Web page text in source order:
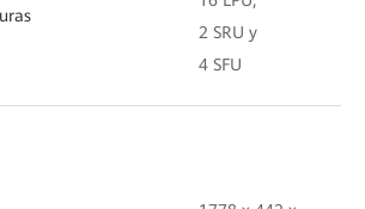
2 SRU y
4 SFU